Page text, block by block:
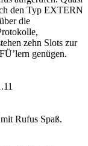
den Typ EXTERN
die
zehn Slots zur
genügen.
Rufus Spaß.